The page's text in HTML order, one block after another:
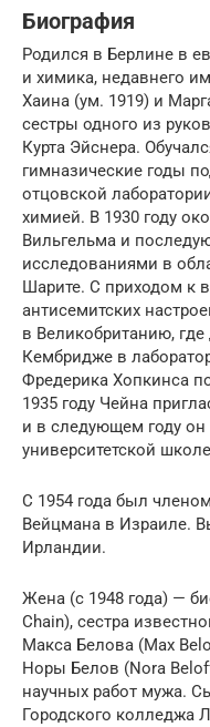
Биография
Родился в Берлине в
и химика, недавнего
Хаина (ум. 1919) и
сестры одного из
Курта Эйснера.
гимназические годы
отцовской
химией. В 1930 году
Вильгельма и
исследованиями в
Шарите. С приходом к
антисемитских
в Великобританию, где
Кембридже в
Фредерика Хопкинса
1935 году Чейна
и в следующем году
университетской
С 1954 года был
Вейцмана в Израиле.
Ирландии.
Жена (с 1948 года) —
Chain), сестра
Макса Белова (Max
Норы Белов (Nora
научных работ мужа.
Городского колледжа